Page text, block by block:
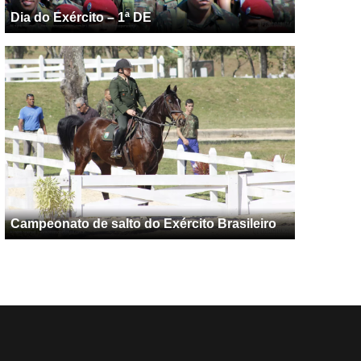
Dia do Exército – 1ª DE
Campeonato de salto do Exército Brasileiro